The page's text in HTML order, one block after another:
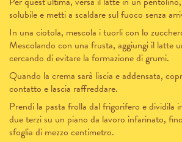
solubilee metti a scaldare sul fuoco senza
In una ciotola, mescola i tuorli con lo
Mescolando con una frusta, aggiungi il latte
cercando di evitare la formazione di grumi.
Quando la crema sarà liscia e addensata,
contatto e lascia raffreddare.
Prendi la pasta frolla dal frigorifero e dividila
due terzi su un piano da lavoro infarinato,
sfoglia di mezzo centimetro.